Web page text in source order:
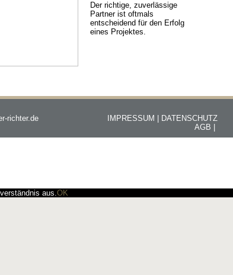
Der richtige, zuverlässige
Partner ist oftmals
entscheidend für den Erfolg
eines Projektes.
richter.de DATENSCHUTZ
IMPRESSUM |
AGB |
aus.OK